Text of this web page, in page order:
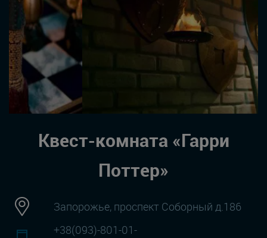
Квест-комната «Гарри
Поттер»
Запорожье, проспект Соборный д.186
+38(093)-801-01-